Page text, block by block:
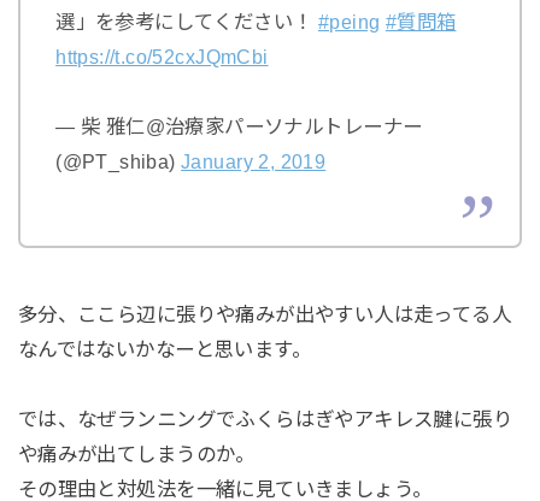
選」を参考にしてください！ #peing #質問箱
https://t.co/52cxJQmCbi
— 柴 雅仁@治療家パーソナルトレーナー
(@PT_shiba)January 2, 2019
多分、ここら辺に張りや痛みが出やすい人は走ってる人
なんではないかなーと思います。
では、なぜランニングでふくらはぎやアキレス腱に張り
や痛みが出てしまうのか。
その理由と対処法を一緒に見ていきましょう。